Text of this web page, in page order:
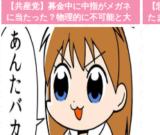
【共産党】募金中に中指がメガネ
に当たった？物理的に不可能と大
爆笑
た